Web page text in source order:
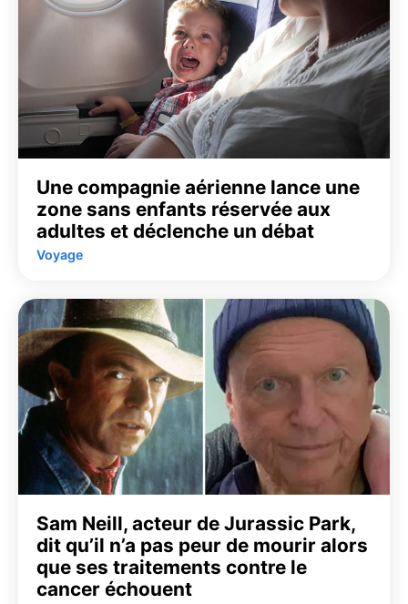
Une compagnie aérienne lance une
zone sans enfants réservée aux
adultes et déclenche un débat
Voyage
Sam Neill, acteur de Jurassic Park,
dit qu’il n’a pas peur de mourir alors
que ses traitements contre le
cancer échouent